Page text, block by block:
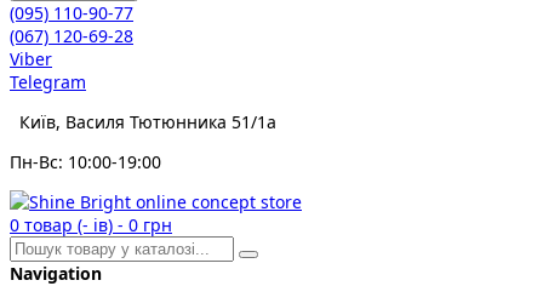
(095) 110-90-77
(067) 120-69-28
Viber
Telegram
Київ, Василя Тютюнника 51/1а
Пн-Вс: 10:00-19:00
0 товар (- ів) - 0 грн
Navigation